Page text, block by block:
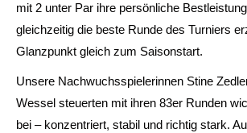
mit 2 unter Par ihre persönliche
gleichzeitig die beste Runde des Turniers
Glanzpunkt gleich zum Saisonstart.
Unsere Nachwuchsspielerinnen Stine
Wessel steuerten mit ihren 83er Runden
bei – konzentriert, stabil und richtig stark.